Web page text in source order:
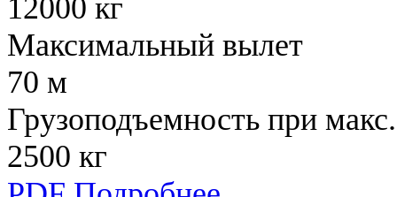
12000 кг
Максимальный вылет
70 м
Грузоподъемность при
2500 кг